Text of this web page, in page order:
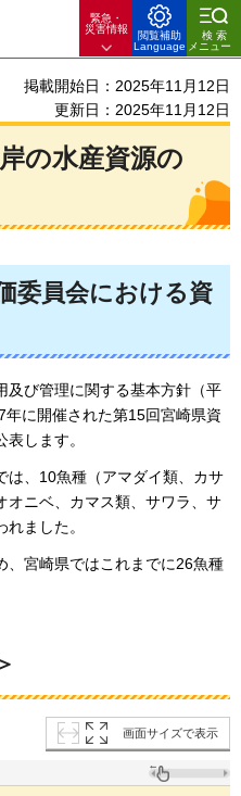
緊急・
災害情報
閲覧補助
Language
検索
メニュー
掲載開始日：2025年11月12日
更新日：2025年11月12日
の水産資源の
委員会における資
及び管理に関する基本方針（平
に開催された第15回宮崎県資
します。
は、10魚種（アマダイ類、カサ
オニベ、カマス類、サワラ、サ
ました。
、宮崎県ではこれまでに26魚種
画面サイズで表示